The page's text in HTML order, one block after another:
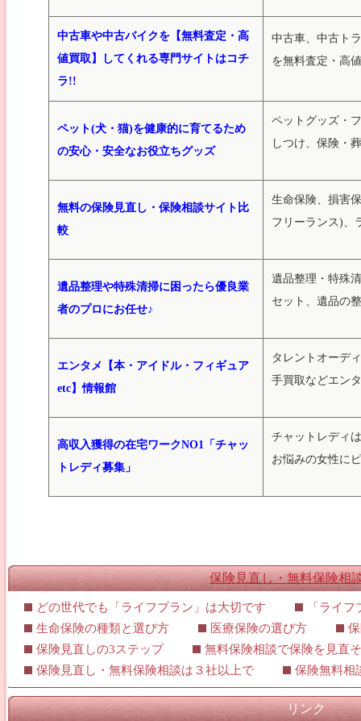
中古車や中古バイクを【無料査定・高
値買取】してくれる専門サイトはコチ
ラ!!
中古車、中古ト
を無料査定・高
ペット(犬・猫)を健康的に育てるため
の安心・安全なお役立ちグッズ
ペットグッズ・
しつけ、保険・
無料の保険見直し・保険相談サイト比
較
生命保険、損害
フリーランス)、
遺品整理や特殊清掃に困ったら優良業
者のプロにお任せ♪
遺品整理・特殊
セット、遺品の
エンタメ【本・アイドル・フィギュア
etc】情報館
タレントオーデ
手買取などエン
高収入獲得の在宅ワークNO1「チャッ
トレディ募集」
チャットレディ
お悩みの女性に
保険見直し・無料保険相
どの世代でも「ライフプラン」は大切です
「ライ
生命保険の種類と選び方
医療保険の選び方
保険見直しの3ステップ
無料保険相談で保険を見直
保険見直し・無料保険相談は３社以上で
保険無料相
リンク